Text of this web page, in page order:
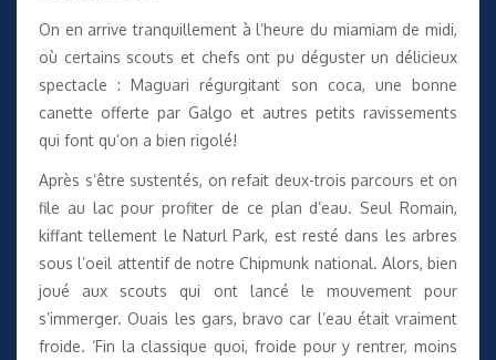
On en arrive tranquillement à l’heure du miamiam de midi,
où certains scouts et chefs ont pu déguster un délicieux
spectacle : Maguari régurgitant son coca, une bonne
canette offerte par Galgo et autres petits ravissements
qui font qu’on a bien rigolé!
Après s’être sustentés, on refait deux-trois parcours et on
file au lac pour profiter de ce plan d’eau. Seul Romain,
kiffant tellement le Naturl Park, est resté dans les arbres
sous l’oeil attentif de notre Chipmunk national. Alors, bien
joué aux scouts qui ont lancé le mouvement pour
s’immerger. Ouais les gars, bravo car l’eau était vraiment
froide. ‘Fin la classique quoi, froide pour y rentrer, moins